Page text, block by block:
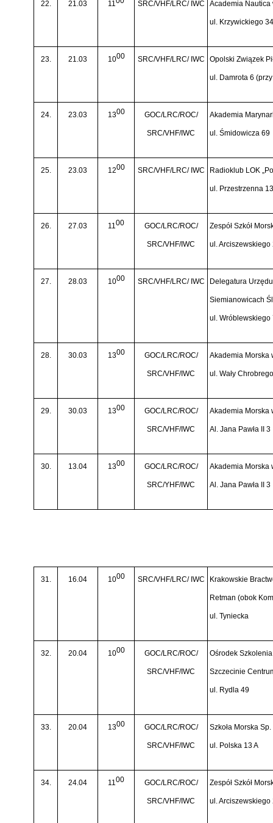
22. 21.03 11 SRC/VHF/LRC/ IWC Academia Nautica
ul. Krzywickiego 34
23. 21.03 1000 SRC/VHF/LRC/ IWC Opolski Związek
ul. Damrota 6
24. 23.03 1300 GOC/LRC/ROC/
SRC/VHF/IWC
Akademia
ul. Śmidowicza 69
25. 23.03 1200 SRC/VHF/LRC/ IWC Radioklub LOK
ul. Przestrzenna 13
26. 27.03 1100 GOC/LRC/ROC/
SRC/VHF/IWC
Zespół Szkół
ul. Arciszewskiego
27. 28.03 1000 SRC/VHF/LRC/ IWC Delegatura
Siemianowicach
ul. Wróblewskiego
28. 30.03 1300 GOC/LRC/ROC/
SRC/VHF/IWC
Akademia Morska
ul. Wały
29. 30.03 1300 GOC/LRC/ROC/
SRC/VHF/IWC
Akademia Morska
Al. Jana Pawła II 3
30. 13.04 1300 GOC/LRC/ROC/
SRC/YHF/IWC
Akademia Morska
Al. Jana Pawła II 3
31. 16.04 1000 SRC/VHF/LRC/ IWC Krakowskie
Retman (obok
ul. Tyniecka
32. 20.04 1000 GOC/LRC/ROC/
SRC/VHF/IWC
Ośrodek
Szczecinie
ul. Rydla 49
33. 20.04 1300 GOC/LRC/ROC/
SRC/VHF/IWC
Szkoła Morska
ul. Polska 13 A
34. 24.04 11 00 GOC/LRC/ROC/
SRC/VHF/IWC
Zespół Szkół
ul. Arciszewskiego